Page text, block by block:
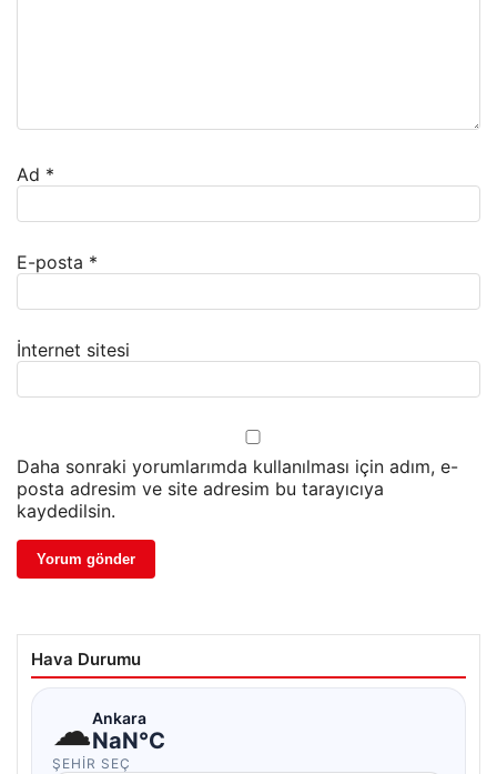
Ad *
E-posta *
İnternet sitesi
Daha sonraki yorumlarımda kullanılması için adım, e-
posta adresim ve site adresim bu tarayıcıya
kaydedilsin.
Hava Durumu
☁Ankara
NaN°C
ŞEHIR SEÇ